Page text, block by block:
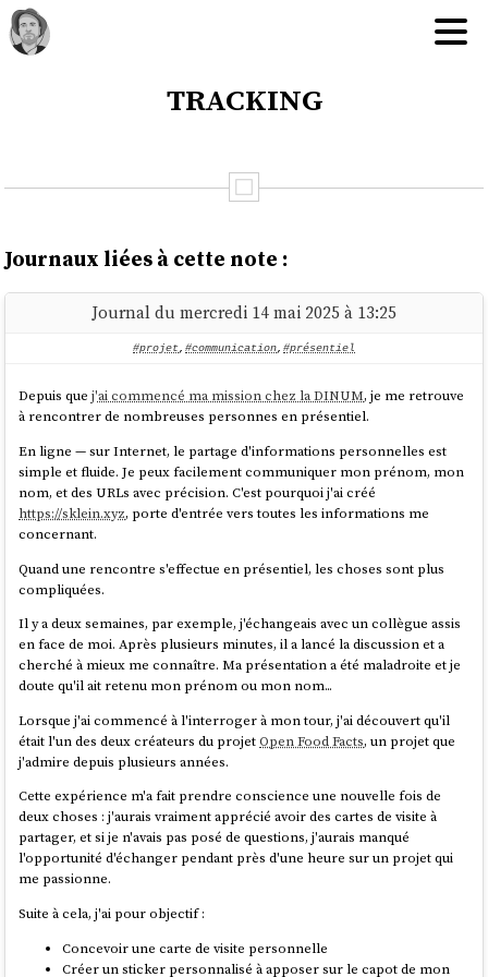
tracking
Journaux liées à cette note :
Journal du mercredi 14 mai 2025 à 13:25
#projet, #communication, #présentiel
Depuis quej'ai commencé ma mission chez la DINUM, je me retrouve
à rencontrer de nombreuses personnes en présentiel.
En ligne — sur Internet, le partage d'informations personnelles est
simple et fluide. Je peux facilement communiquer mon prénom, mon
nom, et des URLs avec précision. C'est pourquoi j'ai créé
https://sklein.xyz, porte d'entrée vers toutes les informations me
concernant.
Quand une rencontre s'effectue en présentiel, les choses sont plus
compliquées.
Il y a deux semaines, par exemple, j'échangeais avec un collègue assis
en face de moi. Après plusieurs minutes, il a lancé la discussion et a
cherché à mieux me connaître. Ma présentation a été maladroite et je
doute qu'il ait retenu mon prénom ou mon nom...
Lorsque j'ai commencé à l'interroger à mon tour, j'ai découvert qu'il
était l'un des deux créateurs du projetOpen Food Facts, un projet que
j'admire depuis plusieurs années.
Cette expérience m'a fait prendre conscience une nouvelle fois de
deux choses : j'aurais vraiment apprécié avoir des cartes de visite à
partager, et si je n'avais pas posé de questions, j'aurais manqué
l'opportunité d'échanger pendant près d'une heure sur un projet qui
me passionne.
Suite à cela, j'ai pour objectif :
Concevoir une carte de visite personnelle
Créer un sticker personnalisé à apposer sur le capot de mon